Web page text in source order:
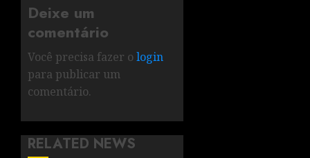
Deixe um
comentário
Você precisa fazer o login
para publicar um
comentário.
RELATED NEWS